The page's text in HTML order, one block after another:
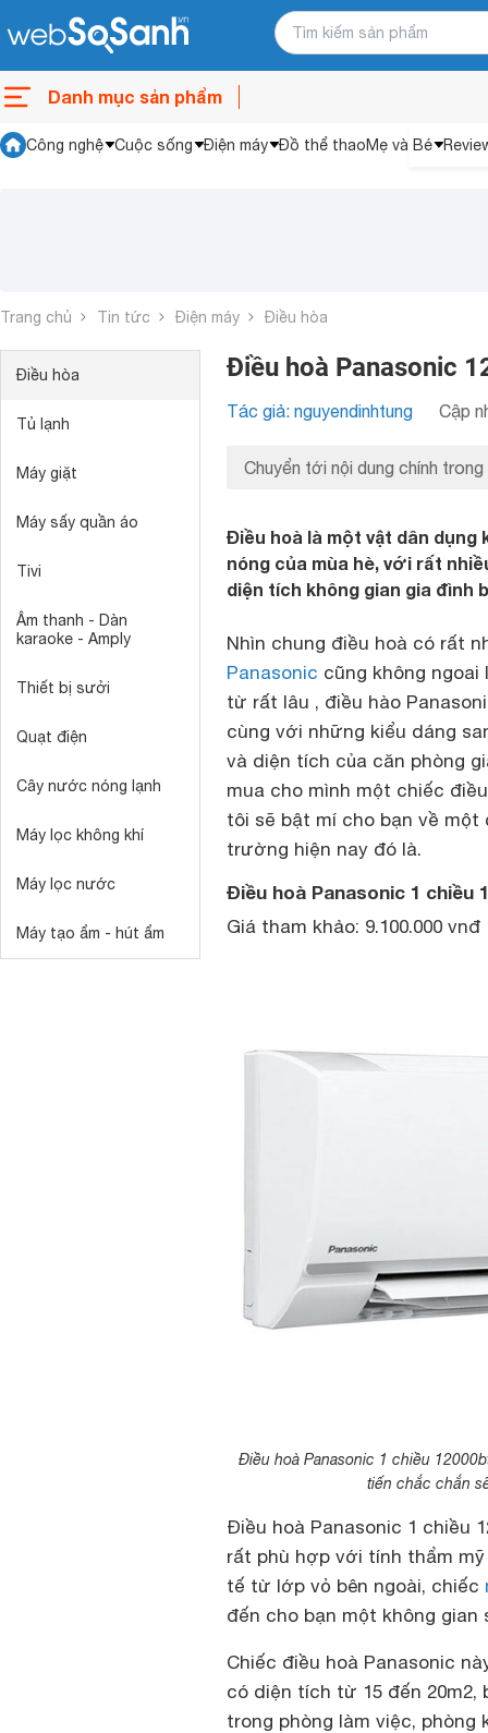
Danh mục sản phẩm
Công nghệ Cuộc sống Điện máy Đồ thể thaoMẹ và Bé
Trang chủ Tin tức Điện máy Điều hòa
Điều hòa
Tủ lạnh
Máy giặt
Máy sấy quần áo
Tivi
Âm thanh - Dàn
karaoke - Amply
Thiết bị sưởi
Quạt điện
Cây nước nóng lạnh
Máy lọc không khí
Máy lọc nước
Máy tạo ẩm - hút ẩm
Điều hoà Panasonic
Tác giả: nguyendinhtung Cập
Chuyển tới nội dung chính trong
Điều hoà là một vật dân dụng
nóng của mùa hè, với rất
diện tích không gian gia đình
Nhìn chung điều hoà có rất
Panasonic cũng không
từ rất lâu , điều hào
cùng với những kiểu dáng
và diện tích của căn phòng
mua cho mình một chiếc
tôi sẽ bật mí cho bạn về
trường hiện nay đó là.
Điều hoà Panasonic 1 chiều
Giá tham khảo: 9.100.000 vnđ
Điều hoà Panasonic 1 chiều
tiến chắc chắn
Điều hoà Panasonic 1 chiều
rất phù hợp với tính thẩm
tế từ lớp vỏ bên ngoài, chiếc
đến cho bạn một không
Chiếc điều hoà Panasonic
có diện tích từ 15 đến
trong phòng làm việc, phòng